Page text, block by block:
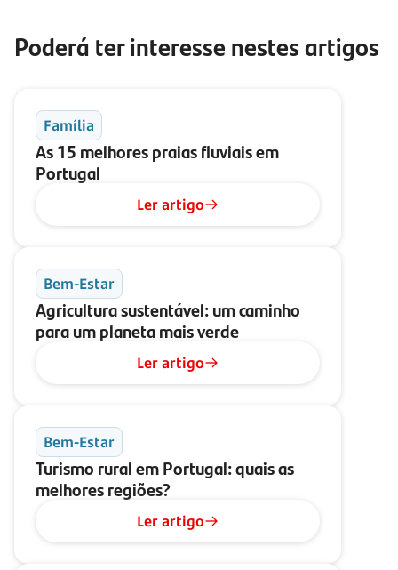
Poderá ter interesse nestes artigos
Família
As 15 melhores praias fluviais em
Portugal
Ler artigo
Bem-Estar
Agricultura sustentável: um caminho
para um planeta mais verde
Ler artigo
Bem-Estar
Turismo rural em Portugal: quais as
melhores regiões?
Ler artigo